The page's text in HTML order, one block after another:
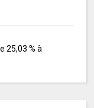
25,03 % à